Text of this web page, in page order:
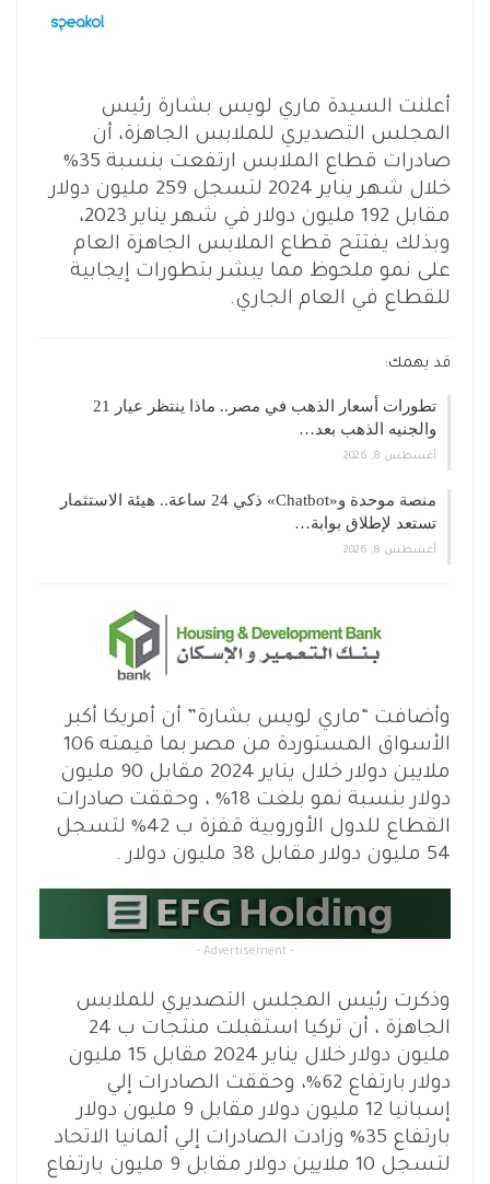
أعلنت السيدة ماري لويس بشارة رئيس
المجلس التصديري للملابس الجاهزة، أن
صادرات قطاع الملابس ارتفعت بنسبة 35%
خلال شهر يناير 2024 لتسجل 259 مليون دولار
مقابل 192 مليون دولار في شهر يناير 2023،
وبذلك يفتتح قطاع الملابس الجاهزة العام
على نمو ملحوظ مما يبشر بتطورات إيجابية
للقطاع في العام الجاري.
قد يهمك:
تطورات أسعار الذهب في مصر.. ماذا ينتظر عيار 21
والجنيه الذهب بعد…
أغسطس 8, 2026
منصة موحدة و«Chatbot» ذكي 24 ساعة.. هيئة الاستثمار
تستعد لإطلاق بوابة…
أغسطس 8, 2026
وأضافت “ماري لويس بشارة” أن أمريكا أكبر
الأسواق المستوردة من مصر بما قيمته 106
ملايين دولار خلال يناير 2024 مقابل 90 مليون
دولار بنسبة نمو بلغت 18% ، وحققت صادرات
القطاع للدول الأوروبية قفزة ب 42% لتسجل
54 مليون دولار مقابل 38 مليون دولار .
- Advertisement -
وذكرت رئيس المجلس التصديري للملابس
الجاهزة ، أن تركيا استقبلت منتجات ب 24
مليون دولار خلال يناير 2024 مقابل 15 مليون
دولار بارتفاع 62%، وحققت الصادرات إلي
إسبانيا 12 مليون دولار مقابل 9 مليون دولار
بارتفاع 35% وزادت الصادرات إلي ألمانيا الاتحاد
لتسجل 10 ملايين دولار مقابل 9 مليون بارتفاع